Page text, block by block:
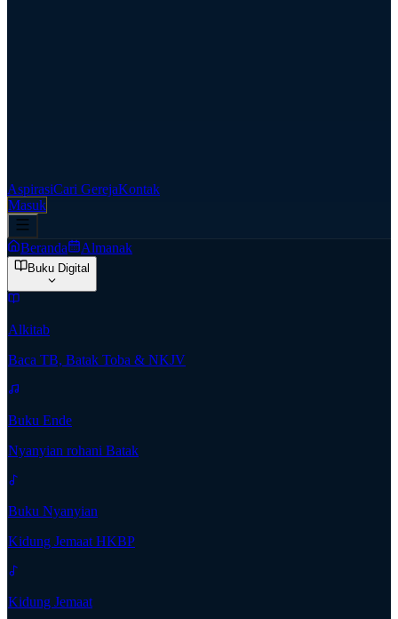
AspirasiCari GerejaKontak
Masuk
Beranda Almanak
Buku Digital
Alkitab
Baca TB, Batak Toba & NKJV
Buku Ende
Nyanyian rohani Batak
Buku Nyanyian
Kidung Jemaat HKBP
Kidung Jemaat